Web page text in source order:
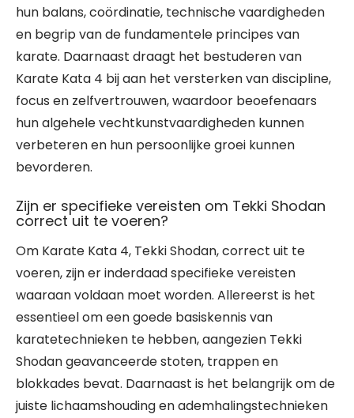
hun balans, coördinatie, technische vaardigheden
en begrip van de fundamentele principes van
karate. Daarnaast draagt het bestuderen van
Karate Kata 4 bij aan het versterken van discipline,
focus en zelfvertrouwen, waardoor beoefenaars
hun algehele vechtkunstvaardigheden kunnen
verbeteren en hun persoonlijke groei kunnen
bevorderen.
Zijn er specifieke vereisten om Tekki Shodan
correct uit te voeren?
Om Karate Kata 4, Tekki Shodan, correct uit te
voeren, zijn er inderdaad specifieke vereisten
waaraan voldaan moet worden. Allereerst is het
essentieel om een goede basiskennis van
karatetechnieken te hebben, aangezien Tekki
Shodan geavanceerde stoten, trappen en
blokkades bevat. Daarnaast is het belangrijk om de
juiste lichaamshouding en ademhalingstechnieken